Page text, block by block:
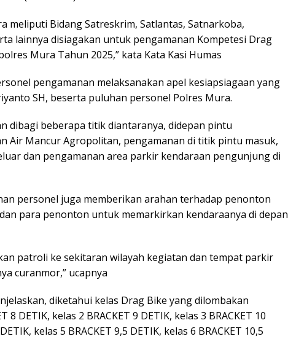
meliputi Bidang Satreskrim, Satlantas, Satnarkoba,
lainnya disiagakan untuk pengamanan Kompetesi Drag
Mura Tahun 2025,” kata Kata Kasi Humas
pengamanan melaksanakan apel kesiapsiagaan yang
SH, beserta puluhan personel Polres Mura.
dibagi beberapa titik diantaranya, didepan pintu
Air Mancur Agropolitan, pengamanan di titik pintu masuk,
dan pengamanan area parkir kendaraan pengunjung di
personel juga memberikan arahan terhadap penonton
para penonton untuk memarkirkan kendaraanya di depan
patroli ke sekitaran wilayah kegiatan dan tempat parkir
curanmor,” ucapnya
diketahui kelas Drag Bike yang dilombakan
8 DETIK, kelas 2 BRACKET 9 DETIK, kelas 3 BRACKET 10
kelas 5 BRACKET 9,5 DETIK, kelas 6 BRACKET 10,5